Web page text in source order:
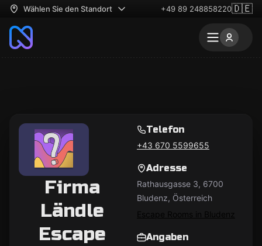
Wählen Sie den Standort +49 89 248858220🇩🇪
Firma
Ländle
Escape
Telefon
+43 670 5599655
Adresse
Rathausgasse 3, 6700
Bludenz, Österreich
Escape Rooms in Bludenz
Angaben